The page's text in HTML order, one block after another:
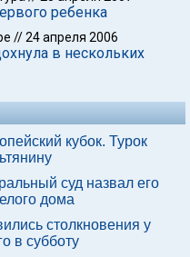
ребенка
//24 апреля 2006
в нескольких
кубок. Турок
суд назвал его
дома
столкновения у
в субботу